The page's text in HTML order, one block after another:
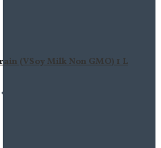
(VSoy Milk Non GMO) 1 L